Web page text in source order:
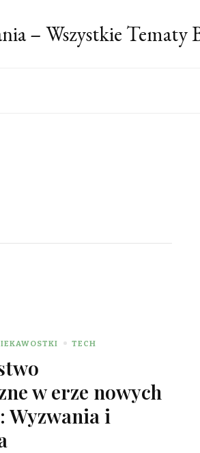
– Wszystkie Tematy
TECH
w erze nowych
Wyzwania i